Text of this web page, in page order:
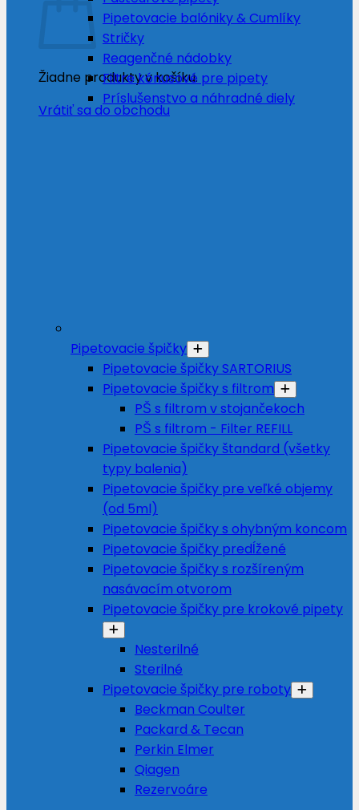
Žiadne produkty v košíku.
Vrátiť sa do obchodu
Pipetovacie balóniky & Cumlíky
Stričky
Reagenčné nádobky
Filtre kónusové pre pipety
Príslušenstvo a náhradné diely
Pipetovacie špičky
Pipetovacie špičky SARTORIUS
Pipetovacie špičky s filtrom
PŠ s filtrom v stojančekoch
PŠ s filtrom - Filter REFILL
Pipetovacie špičky štandard (všetky
typy balenia)
Pipetovacie špičky pre veľké objemy
(od 5ml)
Pipetovacie špičky s ohybným koncom
Pipetovacie špičky predĺžené
Pipetovacie špičky s rozšíreným
nasávacím otvorom
Pipetovacie špičky pre krokové pipety
Nesterilné
Sterilné
Pipetovacie špičky pre roboty
Beckman Coulter
Packard & Tecan
Perkin Elmer
Qiagen
Rezervoáre